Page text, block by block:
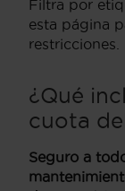
Filtra por
esta página
restricciones.
¿Qué
cuota
Seguro a